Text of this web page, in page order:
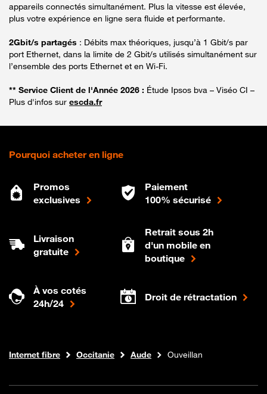
appareils connectés simultanément. Plus la vitesse est élevée,
plus votre expérience en ligne sera fluide et performante.
2Gbit/s partagés : Débits max théoriques, jusqu’à 1 Gbit/s par
port Ethernet, dans la limite de 2 Gbit/s utilisés simultanément sur
l’ensemble des ports Ethernet et en Wi-Fi.
** Service Client de l'Année 2026 : Étude Ipsos bva – Viséo CI –
Plus d'infos sur escda.fr
Pourquoi acheter en ligne
Promos
exclusives
Paiement
100% sécurisé
Livraison
gratuite
Retrait sous 2h
d'un mobile en
boutique
À vos cotés
24h/24
Droit de rétractation
Boutique Orange
Internet fibre Occitanie Aude Ouveillan